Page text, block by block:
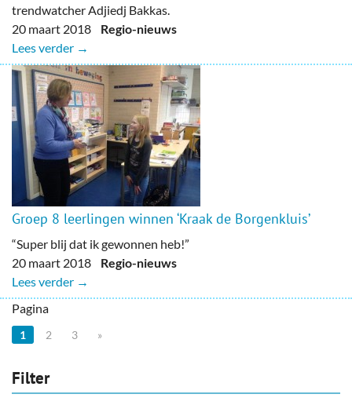
trendwatcher Adjiedj Bakkas.
20 maart 2018 Regio-nieuws
Lees verder →
Groep 8 leerlingen winnen ‘Kraak de Borgenkluis’
“Super blij dat ik gewonnen heb!”
20 maart 2018 Regio-nieuws
Lees verder →
Pagina
1 2 3 »
Filter